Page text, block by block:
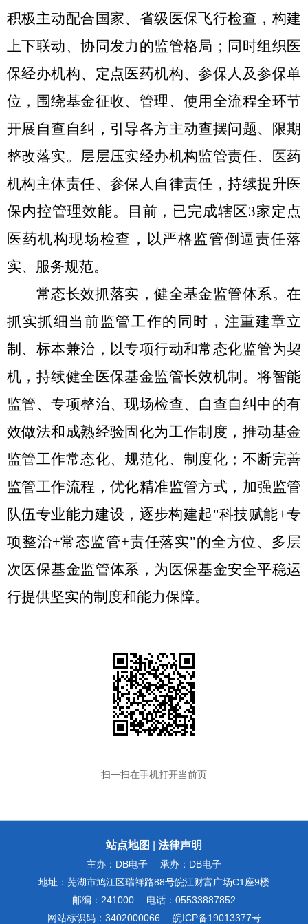
积极主动配合国家、省级医保飞行检查，构建
上下联动、协同发力的监管格局；同时组织医
保经办机构、定点医药机构、参保人及参保单
位，围绕基金征收、管理、使用全流程全环节
开展自查自纠，引导各方主动查摆问题、限期
整改落实。层层压实经办机构监管责任、医药
机构主体责任、参保人自律责任，持续提升医
保内控管理效能。目前，已完成辖区3家定点
医药机构现场检查，以严格监管倒逼责任落
实、服务规范。
常态长效抓落实，健全基金监管体系。在
抓实抓细当前监管工作的同时，注重建章立
制、标本兼治，以专项行动和常态化监管为契
机，持续健全医保基金监管长效机制。将智能
监管、专项整治、现场检查、自查自纠中的有
效做法和成熟经验固化为工作制度，推动基金
监管工作常态化、规范化、制度化；不断完善
监管工作流程，优化精准监管方式，加强监管
队伍专业能力建设，逐步构建起"科技赋能+专
项整治+常态监管+责任落实"的全方位、多层
次医保基金监管体系，为医保基金安全平稳运
行提供坚实的制度和能力保障。
扫一扫在手机打开当前页
站点地图 法律声明
主办：DB电子
承办：DB电子
地址：芜湖市鸠江区瑞祥路88号皖江财富广场C1座9楼
邮编：241000
电话：05533887852
网站标识码：3402000066
皖ICP备19013377号